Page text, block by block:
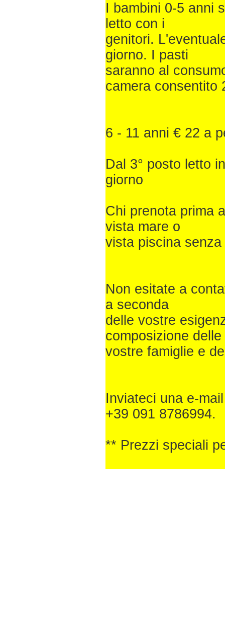
I bambini 0-5 anni
letto con i
genitori.
giorno. I pasti
saranno al
camera consentito
6 - 11 anni € 22 a
Dal 3° posto letto
giorno
Chi prenota prima
vista mare o
vista piscina
Non esitate a
a seconda
delle vostre
composizione delle
vostre famiglie e
Inviateci una e-
+39 091 8786994.
** Prezzi speciali